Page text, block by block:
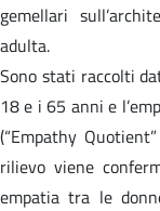
gemellari
adulta.
Sono stati raccolti
18 e i 65 anni e
(“Empathy
rilievo viene
empatia tra le